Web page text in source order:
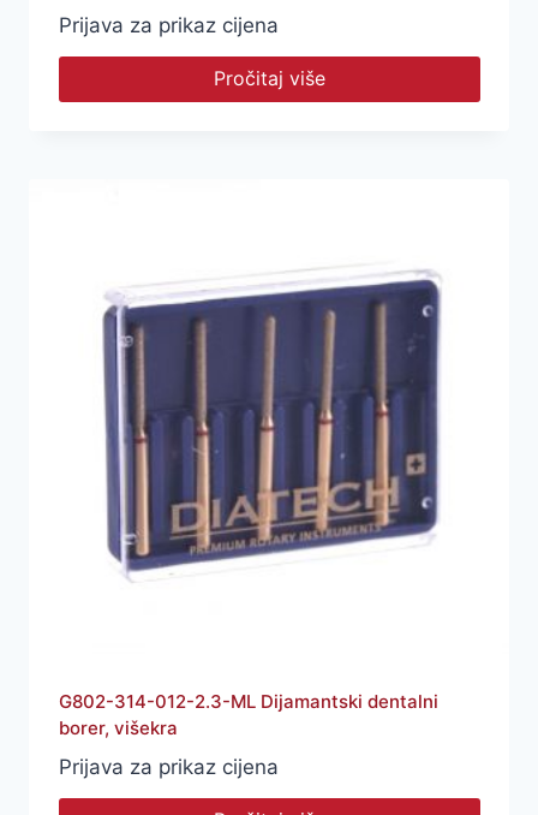
Prijava za prikaz cijena
Pročitaj više
G802-314-012-2.3-ML Dijamantski dentalni
borer, višekra
Prijava za prikaz cijena